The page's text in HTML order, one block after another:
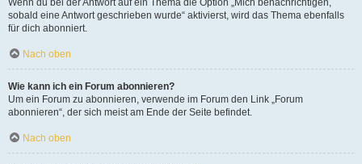
Wenn du bei der Antwort auf ein Thema die Option „Mich benachrichtigen,
sobald eine Antwort geschrieben wurde“ aktivierst, wird das Thema ebenfalls
für dich abonniert.
Nach oben
Wie kann ich ein Forum abonnieren?
Um ein Forum zu abonnieren, verwende im Forum den Link „Forum
abonnieren“, der sich meist am Ende der Seite befindet.
Nach oben